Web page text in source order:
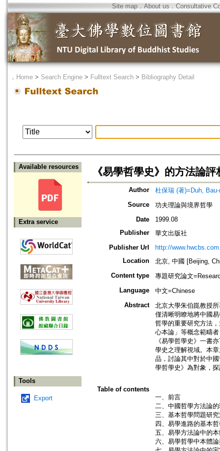
Site map．About us ． Consultative
． Home > Search Engine > Fulltext Search > Bibliography Detail
Available resources
Extra service
Tools
Export
《易學哲學史》的方法論評
Author
杜保瑞 (著)=Duh,
Source
功夫理論與境界哲學
Date
1999.08
Publisher
華文出版社
Publisher Url
http://
Location
北京, 中國 [Beijing,
Content type
專題研究論文
Language
中文=Chinese
Abstract
北京大學朱伯崑教授
僅清晰明瞭地將中國
哲學的重要研究方法
心本論」等概念範疇
《易學哲學史》一書
學史之理解視域。本
品，討論其中對於中
學哲學史》為對象，
Table of contents
一、前言
二、中國哲學方法論
三、基本哲學問題研
四、易學進路的基本
五、易學方法論中的
六、易學哲學中本體